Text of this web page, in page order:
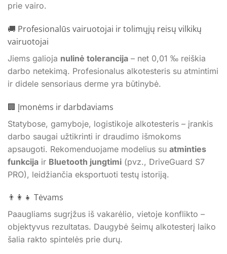
prie vairo.
🚚 Profesionalūs vairuotojai ir tolimųjų reisų vilkikų
vairuotojai
Jiems galioja nulinė tolerancija – net 0,01 ‰ reiškia
darbo netekimą. Profesionalus alkotesteris su atmintimi
ir didele sensoriaus derme yra būtinybė.
🏢 Įmonėms ir darbdaviams
Statybose, gamyboje, logistikoje alkotesteris – įrankis
darbo saugai užtikrinti ir draudimo išmokoms
apsaugoti. Rekomenduojame modelius su atminties
funkcija ir Bluetooth jungtimi (pvz., DriveGuard S7
PRO), leidžiančia eksportuoti testų istoriją.
👨‍👩‍👧 Tėvams
Paaugliams sugrįžus iš vakarėlio, vietoje konflikto –
objektyvus rezultatas. Daugybė šeimų alkotesterį laiko
šalia rakto spintelės prie durų.